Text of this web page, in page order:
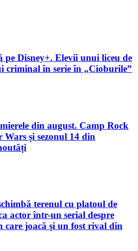
Disney+. Elevii unui liceu de
criminal în serie în „Cioburile”
din august. Camp Rock
și sezonul 14 din
terenul cu platoul de
actor într-un serial despre
care joacă şi un fost rival din